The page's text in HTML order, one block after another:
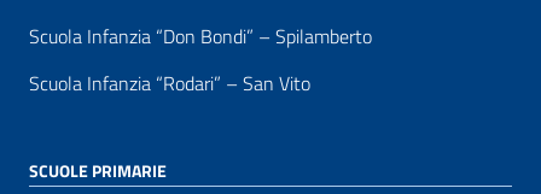
Scuola Infanzia “Don Bondi” – Spilamberto
Scuola Infanzia “Rodari” – San Vito
SCUOLE PRIMARIE